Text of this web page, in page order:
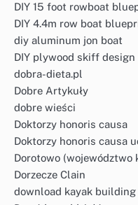
DIY 15 foot rowboat
DIY 4.4m row boat
diy aluminum jon boat
DIY plywood skiff design
dobra-dieta.pl
Dobre Artykuły
dobre wieści
Doktorzy honoris causa
Doktorzy honoris causa
Dorotowo (województwo
Dorzecze Clain
download kayak building